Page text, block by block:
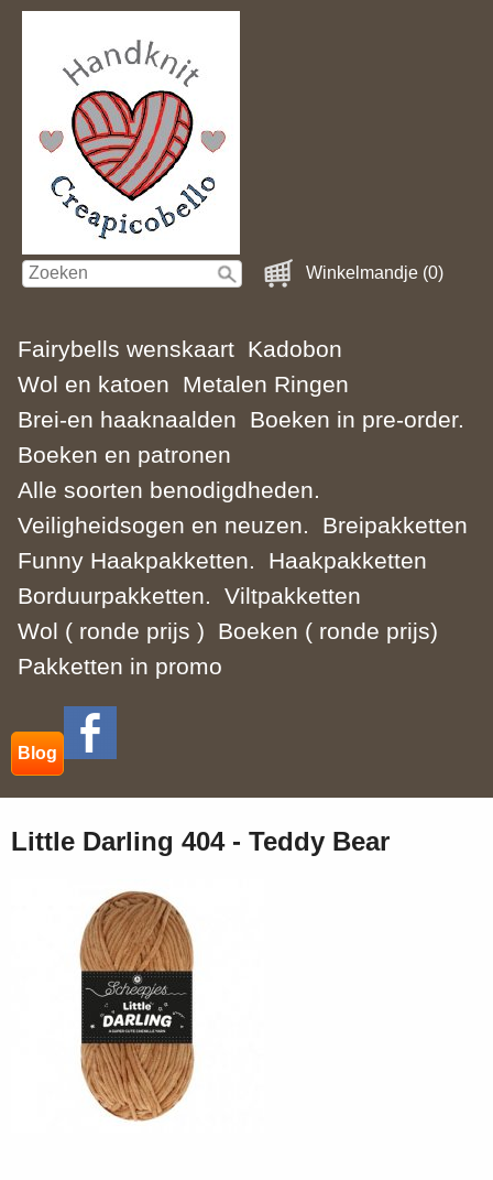
Winkelmandje (0)
Fairybells wenskaart Kadobon
Wol en katoen
Metalen Ringen
Brei-en haaknaalden
Boeken in pre-order.
Boeken en patronen
Alle soorten benodigdheden.
Veiligheidsogen en neuzen.
Breipakketten
Funny Haakpakketten.
Haakpakketten
Borduurpakketten.
Viltpakketten
Wol ( ronde prijs )
Boeken ( ronde prijs)
Pakketten in promo
Blog
Little Darling 404 - Teddy Bear